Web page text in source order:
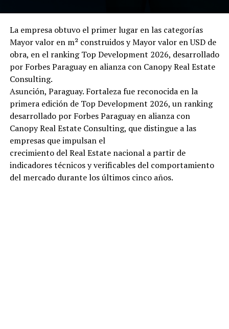
La empresa obtuvo el primer lugar en las categorías
Mayor valor en m² construidos y Mayor valor en USD de
obra, en el ranking Top Development 2026, desarrollado
por Forbes Paraguay en alianza con Canopy Real Estate
Consulting.
Asunción, Paraguay. Fortaleza fue reconocida en la
primera edición de Top Development 2026, un ranking
desarrollado por Forbes Paraguay en alianza con
Canopy Real Estate Consulting, que distingue a las
empresas que impulsan el
crecimiento del Real Estate nacional a partir de
indicadores técnicos y verificables del comportamiento
del mercado durante los últimos cinco años.